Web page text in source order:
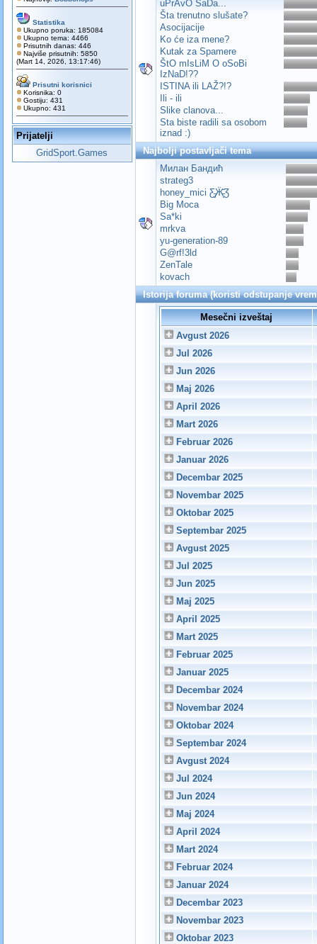
Statistika
Ukupno poruka: 185084
Ukupno tema: 4466
Prisutnih danas: 446
Najviše prisutnih: 5850
(Mart 14, 2026, 13:17:46)
Prisutni korisnici
Korisnika: 0
Gostiju: 431
Ukupno: 431
Prijatelji
GridSport.Games
uPrAvO SaDa...
Šta trenutno slušate?
Asocijacije
Ko će iza mene?
Kutak za Spamere
ŠtO mIsLiM O oSoBi
IzNaD!??
ISTINA ili LAŽ?!?
Ili - ili
Slike clanova...
Sta biste radili sa osobom
iznad :)
Najbolji postavljači tema
Милан Бандић
strateg3
honey_mici Ƹ̵̡Ӝ̵̨̄Ʒ
Big Moca
Sa*ki
mrkva
yu-generation-89
G@rf!3ld
ZenTale
kovach
Istorija foruma (koristi odstupanje
Mesečni izveštaj
Avgust 2026
Jul 2026
Jun 2026
Maj 2026
April 2026
Mart 2026
Februar 2026
Januar 2026
Decembar 2025
Novembar 2025
Oktobar 2025
Septembar 2025
Avgust 2025
Jul 2025
Jun 2025
Maj 2025
April 2025
Mart 2025
Februar 2025
Januar 2025
Decembar 2024
Novembar 2024
Oktobar 2024
Septembar 2024
Avgust 2024
Jul 2024
Jun 2024
Maj 2024
April 2024
Mart 2024
Februar 2024
Januar 2024
Decembar 2023
Novembar 2023
Oktobar 2023